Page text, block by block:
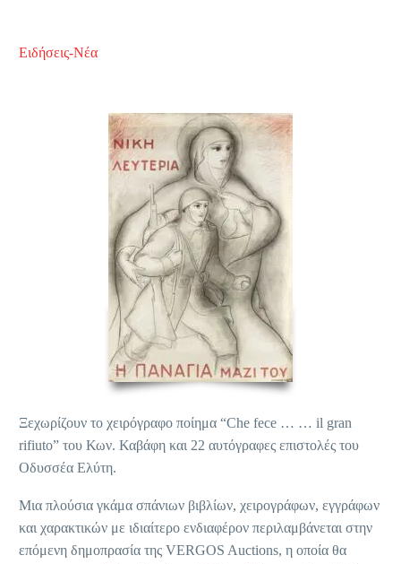
Ειδήσεις-Νέα
Ξεχωρίζουν το χειρόγραφο ποίημα “Che fece … … il gran
rifiuto” του Κων. Καβάφη και 22 αυτόγραφες επιστολές του
Οδυσσέα Ελύτη.
Μια πλούσια γκάμα σπάνιων βιβλίων, χειρογράφων, εγγράφων
και χαρακτικών με ιδιαίτερο ενδιαφέρον περιλαμβάνεται στην
επόμενη δημοπρασία της VERGOS Auctions, η οποία θα